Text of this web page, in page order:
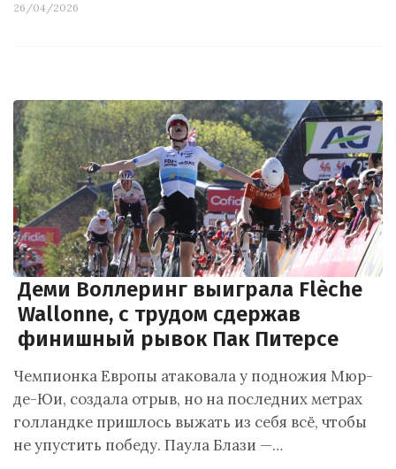
26/04/2026
Деми Воллеринг выиграла Flèche
Wallonne, с трудом сдержав
финишный рывок Пак Питерсе
Чемпионка Европы атаковала у подножия Мюр-
де-Юи, создала отрыв, но на последних метрах
голландке пришлось выжать из себя всё, чтобы
не упустить победу. Паула Блази —…